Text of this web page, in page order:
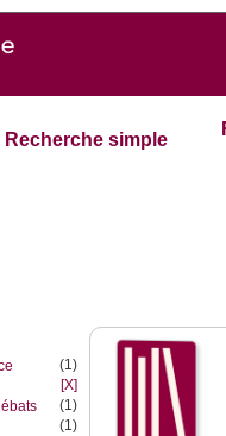
Recherche simple
(1)
[X]
(1)
(1)